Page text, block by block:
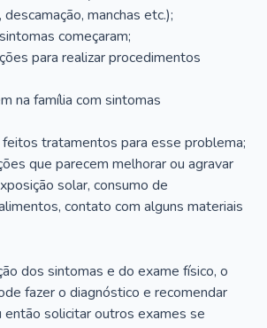
manchas etc.);
começaram;
para realizar procedimentos
na família com sintomas
tratamentos para esse problema;
que parecem melhorar ou agravar
solar, consumo de
contato com alguns materiais
dos sintomas e do exame físico, o
fazer o diagnóstico e recomendar
solicitar outros exames se